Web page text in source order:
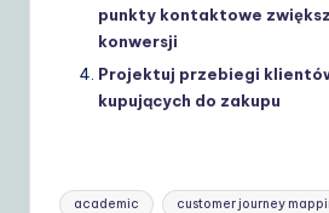
punkty kontaktowe
konwersji
Projektuj przebiegi
kupujących do zakupu
Tags:
academic customer journey